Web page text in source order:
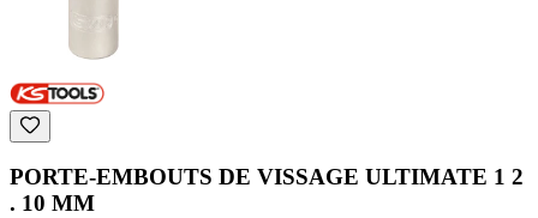
PORTE-EMBOUTS DE VISSAGE ULTIMATE 1 2
. 10 MM